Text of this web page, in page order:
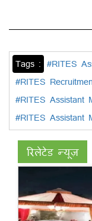
Tags : #RITES
#RITES
#RITES Assistant
#RITES Assistant
रिलेटेड न्यूज़